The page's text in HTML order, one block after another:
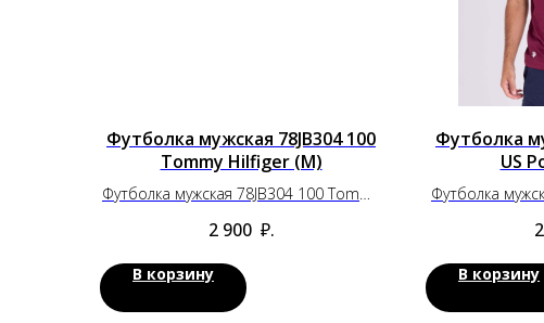
Футболка мужская 78JB304 100
Tommy Hilfiger (M)
Футболка мужская 78JB304 100 Tommy
2 900 ₽.
В корзину
Футболка
US
Футболка
В корзину